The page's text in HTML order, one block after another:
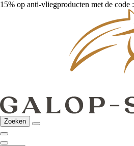
15% op anti-vliegproducten met de code :
Zoeken